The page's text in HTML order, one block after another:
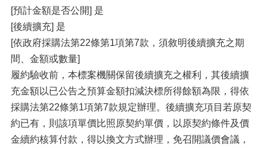
[預計金額是否公開] 是
[後續擴充] 是
[依政府採購法第22條第1項第7款，須敘明後續擴充之期
間、金額或數量]
履約驗收前，本標案機關保留後續擴充之權利，其後續擴
充金額以已公告之預算金額扣減決標所得餘額為限，得依
採購法第22條第1項第7款規定辦理。後續擴充項目若原契
約已有，則該項單價比照原契約單價，以原契約條件及價
金續約核算付款，得以換文方式辦理，免召開議價會議，